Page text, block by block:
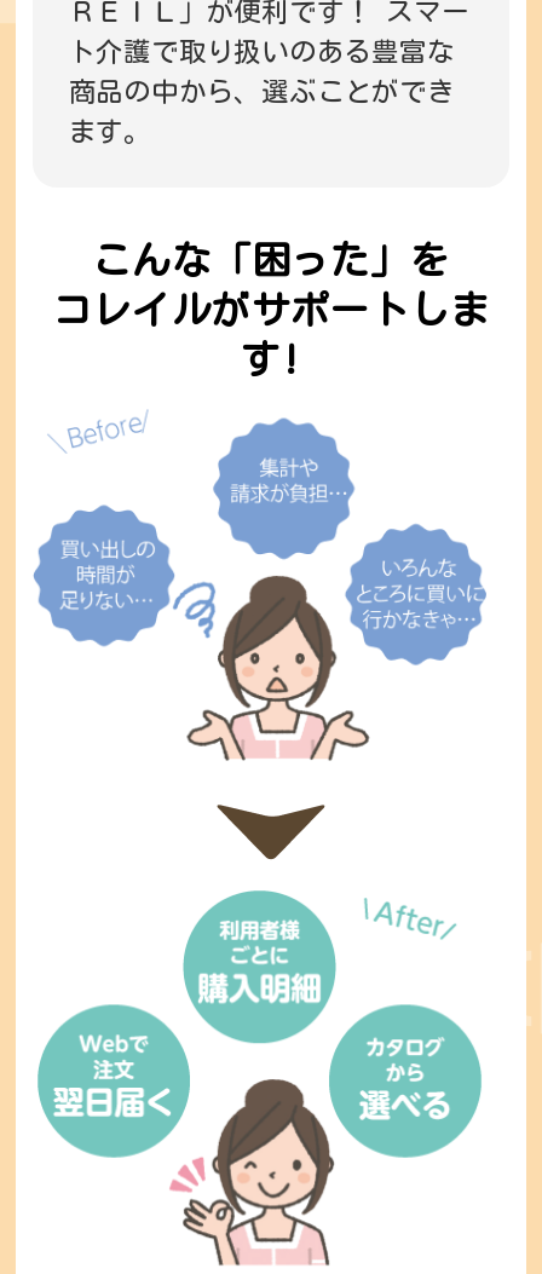
ＲＥＩＬ」が便利です！ スマー
ト介護で取り扱いのある豊富な
商品の中から、選ぶことができ
ます。
こんな「困った」を
コレイルがサポートしま
す!